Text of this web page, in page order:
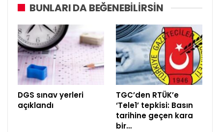
BUNLARI DA BEĞENEBILIRSIN
DGS sınav yerleri
açıklandı
TGC’den RTÜK’e
‘Tele1’ tepkisi: Basın
tarihine geçen kara
bir…